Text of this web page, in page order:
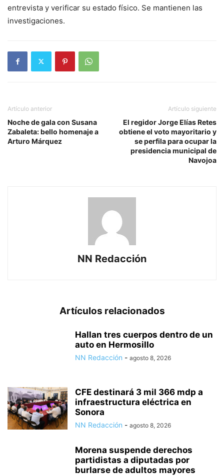
entrevista y verificar su estado físico. Se mantienen las
investigaciones.
Artículo anterior
Noche de gala con Susana
Zabaleta: bello homenaje a
Arturo Márquez
Artículo siguiente
El regidor Jorge Elías Retes
obtiene el voto mayoritario y
se perfila para ocupar la
presidencia municipal de
Navojoa
NN Redacción
Artículos relacionados
Hallan tres cuerpos dentro de un
auto en Hermosillo
NN Redacción - agosto 8, 2026
CFE destinará 3 mil 366 mdp a
infraestructura eléctrica en
Sonora
NN Redacción - agosto 8, 2026
Morena suspende derechos
partidistas a diputadas por
burlarse de adultos mayores